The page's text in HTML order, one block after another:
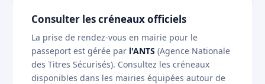
Consulter les créneaux officiels
La prise de rendez-vous en mairie pour le
passeport est gérée par l'ANTS (Agence Nationale
des Titres Sécurisés). Consultez les créneaux
disponibles dans les mairies équipées autour de